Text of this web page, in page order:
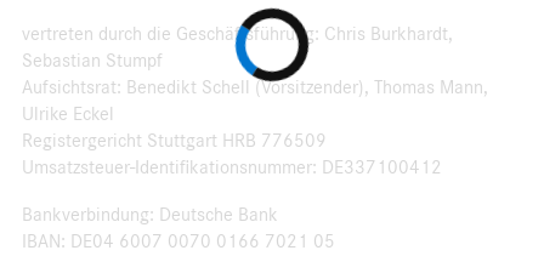
vertreten durch die Geschäftsführung: Chris Burkhardt,
Sebastian Stumpf
Aufsichtsrat: Benedikt Schell (Vorsitzender), Thomas Mann,
Ulrike Eckel
Registergericht Stuttgart HRB 776509
Umsatzsteuer-Identifikationsnummer: DE337100412
Bankverbindung: Deutsche Bank
IBAN: DE04 6007 0070 0166 7021 05